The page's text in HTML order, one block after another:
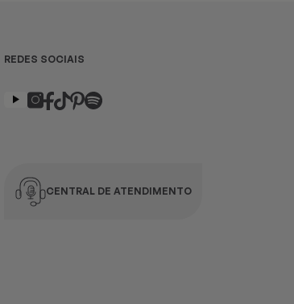
REDES SOCIAIS
CENTRAL DE ATENDIMENTO